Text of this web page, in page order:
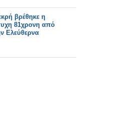
βρέθηκε η
81χρονη από
Ελεύθερνα